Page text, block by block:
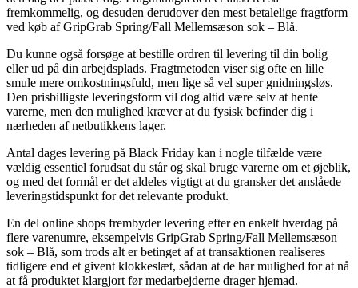
fremkommelig, og desuden derudover den mest betalelige fragtform
ved køb af GripGrab Spring/Fall Mellemsæson sok – Blå.
Du kunne også forsøge at bestille ordren til levering til din bolig
eller ud på din arbejdsplads. Fragtmetoden viser sig ofte en lille
smule mere omkostningsfuld, men lige så vel super gnidningsløs.
Den prisbilligste leveringsform vil dog altid være selv at hente
varerne, men den mulighed kræver at du fysisk befinder dig i
nærheden af netbutikkens lager.
Antal dages levering på Black Friday kan i nogle tilfælde være
vældig essentiel forudsat du står og skal bruge varerne om et øjeblik,
og med det formål er det aldeles vigtigt at du gransker det anslåede
leveringstidspunkt for det relevante produkt.
En del online shops frembyder levering efter en enkelt hverdag på
flere varenumre, eksempelvis GripGrab Spring/Fall Mellemsæson
sok – Blå, som trods alt er betinget af at transaktionen realiseres
tidligere end et givent klokkeslæt, sådan at de har mulighed for at nå
at få produktet klargjort før medarbejderne drager hjemad.